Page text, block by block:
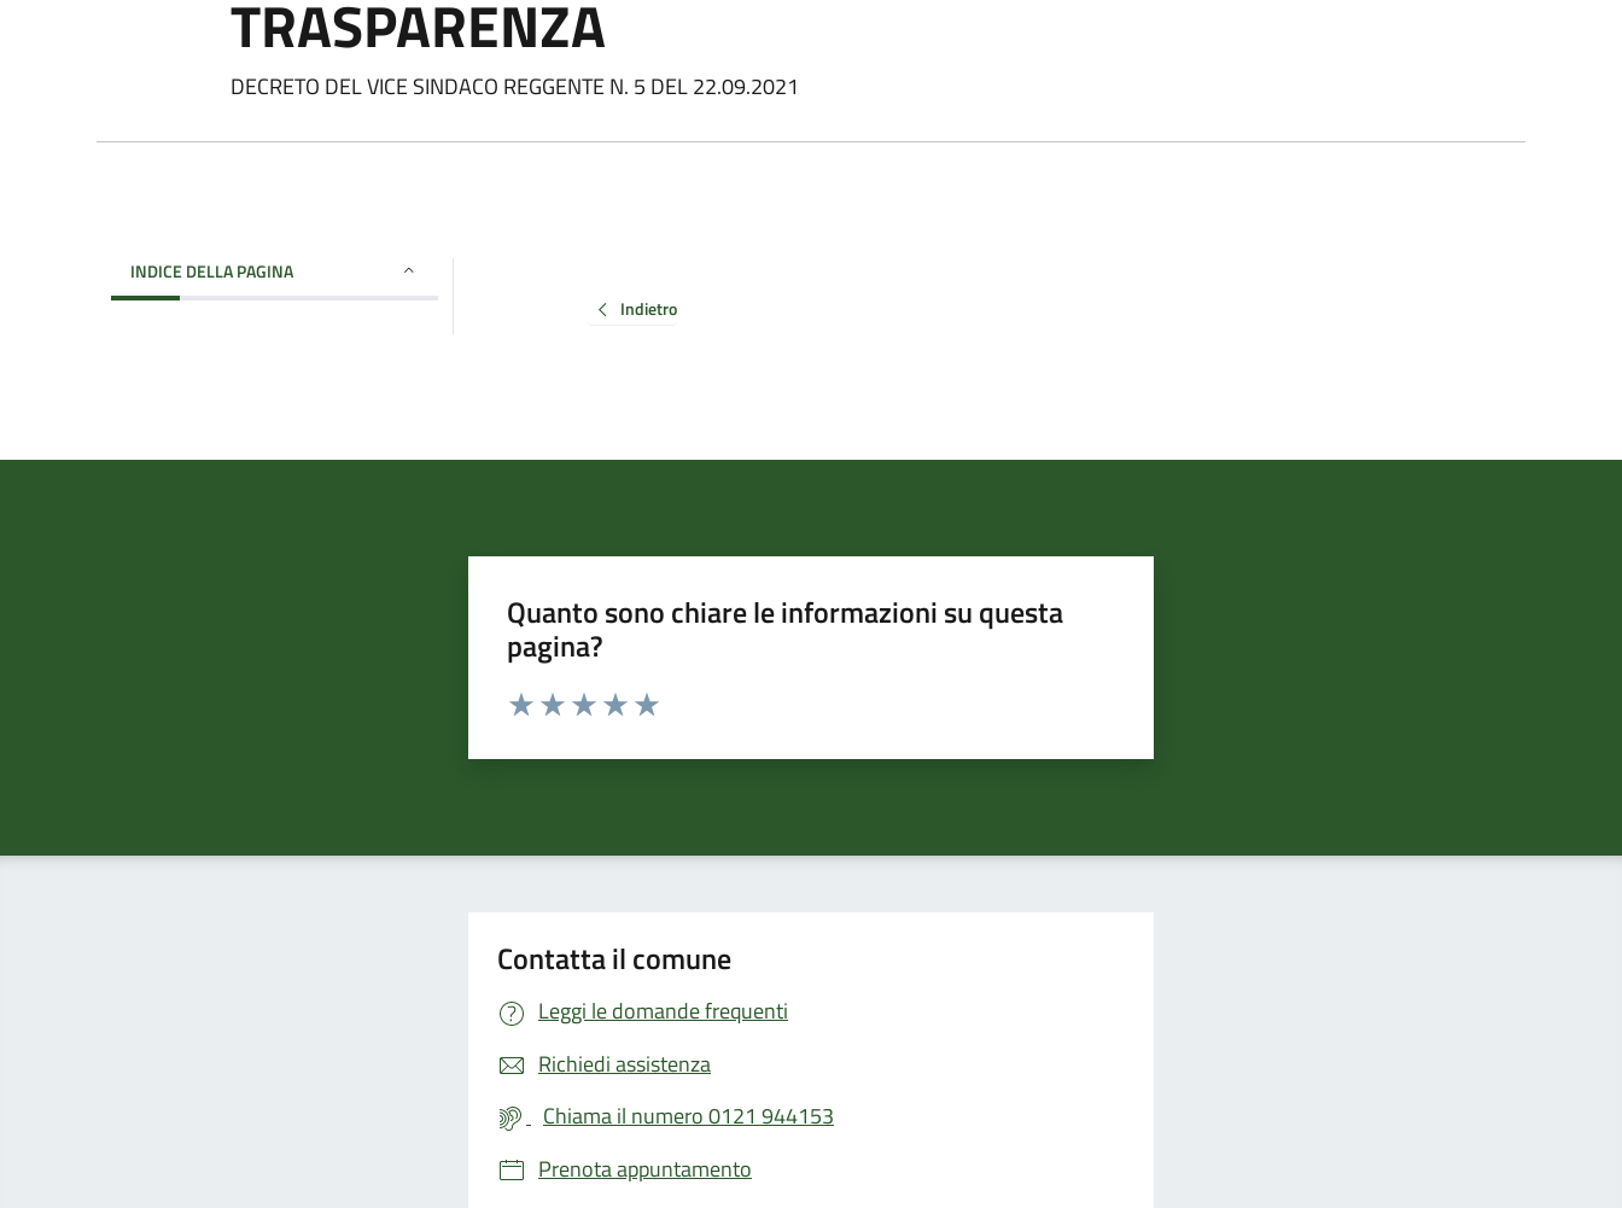
TRASPARENZA
DECRETO DEL VICE SINDACO REGGENTE N. 5 DEL 22.09.2021
INDICE DELLA PAGINA
Indietro
Quanto sono chiare le informazioni su questa
pagina?
Valuta da 1 a 5 stelle la pagina
Contatta il comune
Leggi le domande frequenti
Richiedi assistenza
Chiama il numero 0121 944153
Prenota appuntamento